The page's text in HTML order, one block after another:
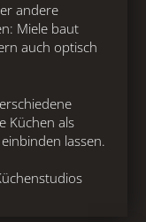
andere
Miele baut
auch optisch
Küchen als
lassen.